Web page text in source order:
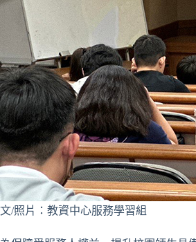
文/照片：教資中心服務學習組